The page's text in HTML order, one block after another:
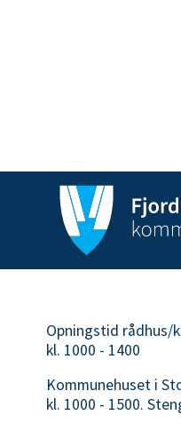
Opningstid rådhus/
kl. 1000 - 1400
Kommunehuset i
kl. 1000 - 1500.